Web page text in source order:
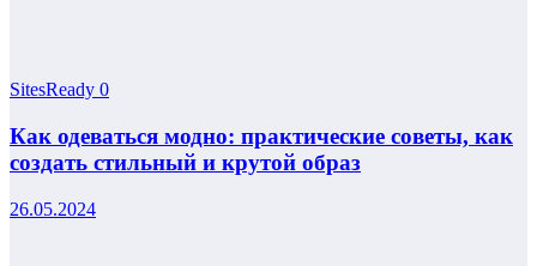
SitesReady 0
Как одеваться модно: практические советы, как
создать стильный и крутой образ
26.05.2024